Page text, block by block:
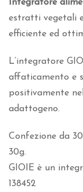
Integratore
estratti vegetali
efficiente ed
L’integratore
affaticamento e
positivamente
adattogeno.
Confezione da
30g.
GIOIE è un
138452